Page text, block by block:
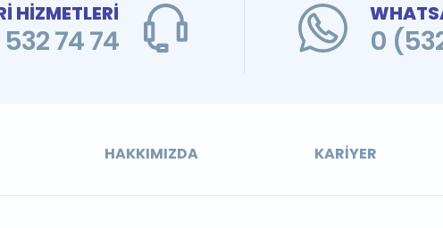
HİZMETLERİ
74 74 0
HAKKIMIZDA KARIYER